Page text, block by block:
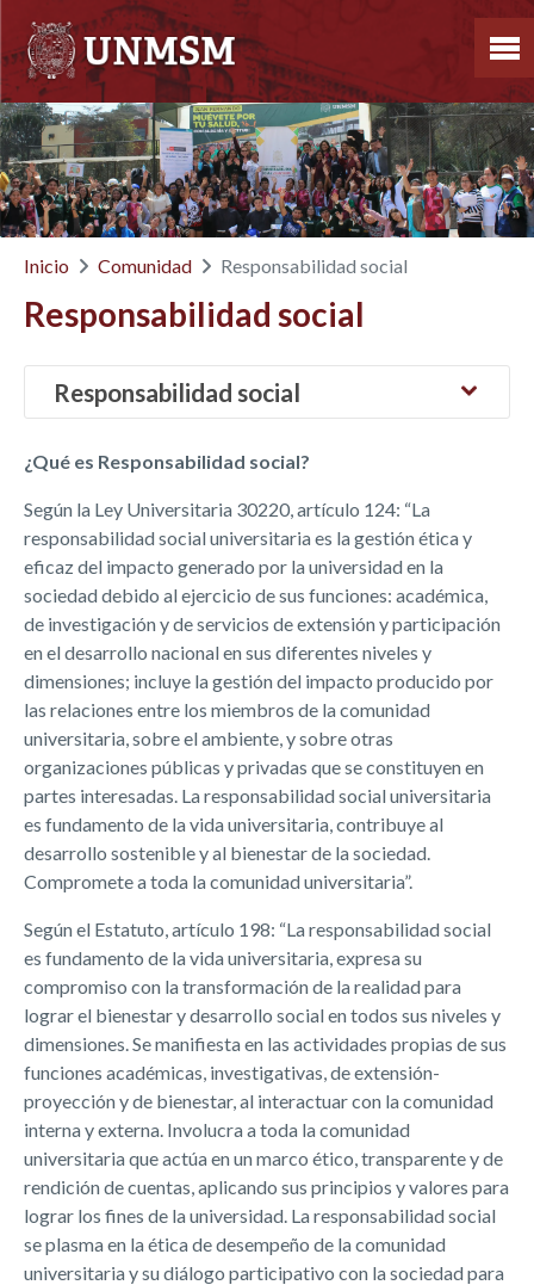
Responsabilidad social
Inicio Comunidad Responsabilidad social
Responsabilidad social
¿Qué es Responsabilidad social?
Según la Ley Universitaria 30220, artículo 124: “La
responsabilidad social universitaria es la gestión ética y
eficaz del impacto generado por la universidad en la
sociedad debido al ejercicio de sus funciones: académica,
de investigación y de servicios de extensión y participación
en el desarrollo nacional en sus diferentes niveles y
dimensiones; incluye la gestión del impacto producido por
las relaciones entre los miembros de la comunidad
universitaria, sobre el ambiente, y sobre otras
organizaciones públicas y privadas que se constituyen en
partes interesadas. La responsabilidad social universitaria
es fundamento de la vida universitaria, contribuye al
desarrollo sostenible y al bienestar de la sociedad.
Compromete a toda la comunidad universitaria”.
Según el Estatuto, artículo 198: “La responsabilidad social
es fundamento de la vida universitaria, expresa su
compromiso con la transformación de la realidad para
lograr el bienestar y desarrollo social en todos sus niveles y
dimensiones. Se manifiesta en las actividades propias de sus
funciones académicas, investigativas, de extensión-
proyección y de bienestar, al interactuar con la comunidad
interna y externa. Involucra a toda la comunidad
universitaria que actúa en un marco ético, transparente y de
rendición de cuentas, aplicando sus principios y valores para
lograr los fines de la universidad. La responsabilidad social
se plasma en la ética de desempeño de la comunidad
universitaria y su diálogo participativo con la sociedad para